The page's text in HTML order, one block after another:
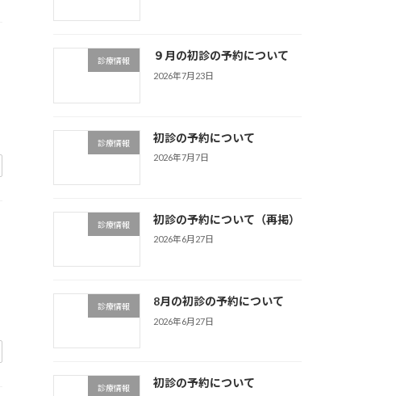
診療情報 ９月の初診の予約について
2026年7月23日
診療情報 初診の予約について
2026年7月7日
診療情報 初診の予約について（再掲）
2026年6月27日
診療情報 8月の初診の予約について
2026年6月27日
診療情報 初診の予約について